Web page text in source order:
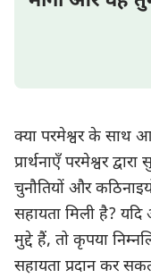
क्या परमेश्वर के साथ
प्रार्थनाएँ परमेश्वर
चुनौतियों और
सहायता मिली है?
मुद्दे हैं, तो कृपया
सहायता प्रदान कर